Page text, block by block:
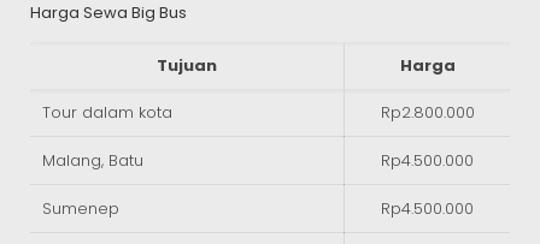
Harga Sewa Big Bus
Tujuan Harga
Tour dalam kota Rp2.800.000
Malang, Batu Rp4.500.000
Sumenep Rp4.500.000